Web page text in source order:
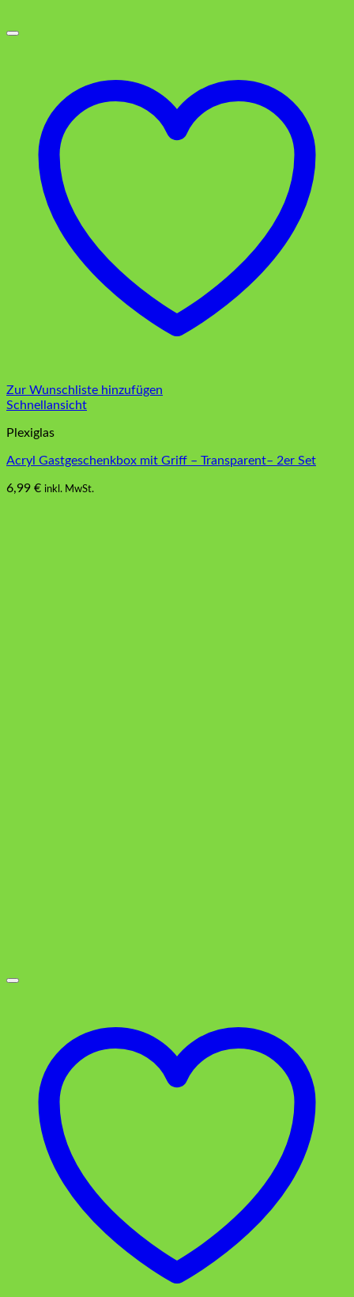
Zur Wunschliste hinzufügen
Schnellansicht
Plexiglas
Acryl Gastgeschenkbox mit Griff – Transparent– 2er Set
6,99 € inkl. MwSt.